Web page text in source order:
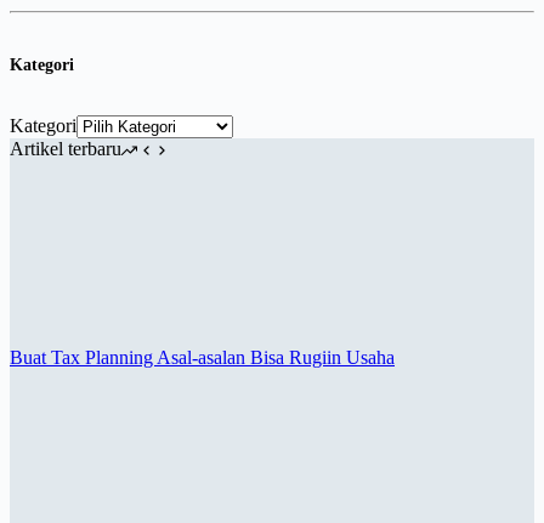
Kategori
Kategori
Artikel terbaru
Buat Tax Planning Asal-asalan Bisa Rugiin Usaha